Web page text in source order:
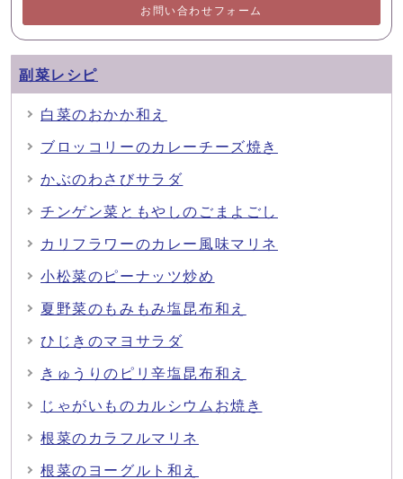
お問い合わせフォーム
副菜レシピ
白菜のおかか和え
ブロッコリーのカレーチーズ焼き
かぶのわさびサラダ
チンゲン菜ともやしのごまよごし
カリフラワーのカレー風味マリネ
小松菜のピーナッツ炒め
夏野菜のもみもみ塩昆布和え
ひじきのマヨサラダ
きゅうりのピリ辛塩昆布和え
じゃがいものカルシウムお焼き
根菜のカラフルマリネ
根菜のヨーグルト和え